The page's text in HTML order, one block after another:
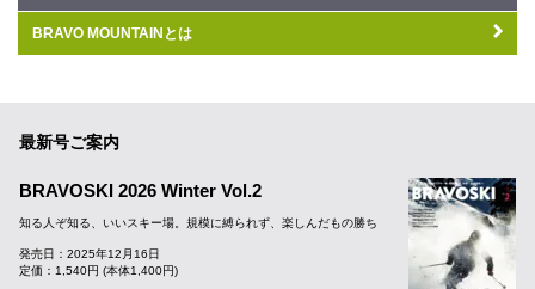
BRAVO MOUNTAINとは
最新号ご案内
BRAVOSKI 2026 Winter Vol.2
知る人ぞ知る、いいスキー場。規模に縛られず、楽しんだもの勝ち
発売日：2025年12月16日
定価：1,540円 (本体1,400円)